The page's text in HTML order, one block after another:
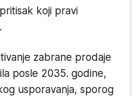
koji pravi
zabrane prodaje
posle 2035. godine,
usporavanja, sporog